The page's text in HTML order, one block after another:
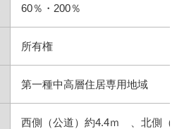
60％・200％
所有権
第一種中高層住居専用地域
西側（公道）約4.4ｍ 、北側（